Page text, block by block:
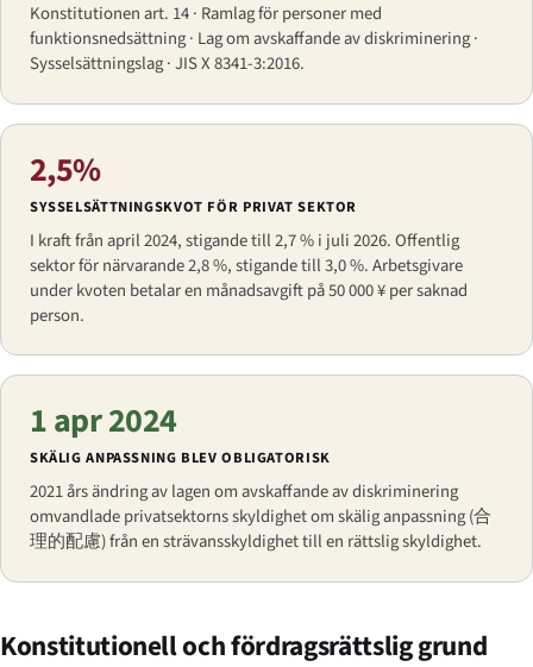
Konstitutionen art. 14 · Ramlag för personer med
funktionsnedsättning · Lag om avskaffande av diskriminering ·
Sysselsättningslag · JIS X 8341-3:2016.
2,5%
SYSSELSÄTTNINGSKVOT FÖR PRIVAT SEKTOR
I kraft från april 2024, stigande till 2,7 % i juli 2026. Offentlig
sektor för närvarande 2,8 %, stigande till 3,0 %. Arbetsgivare
under kvoten betalar en månadsavgift på 50 000 ¥ per saknad
person.
1 apr 2024
SKÄLIG ANPASSNING BLEV OBLIGATORISK
2021 års ändring av lagen om avskaffande av diskriminering
omvandlade privatsektorns skyldighet om skälig anpassning (合
理的配慮) från en strävansskyldighet till en rättslig skyldighet.
Konstitutionell och fördragsrättslig grund